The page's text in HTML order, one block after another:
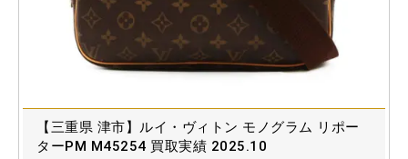
【三重県 津市】ルイ・ヴィトン モノグラム リポー
ターPM M45254 買取実績 2025.10